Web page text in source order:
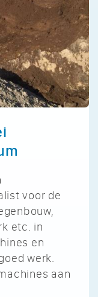
voor de
etc. in
en
werk.
aan